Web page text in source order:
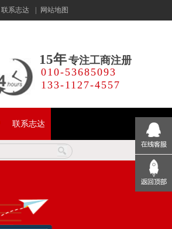
联系志达 网站地图
15年专注工商注册
010-53685093
133-1127-4557
联系志达